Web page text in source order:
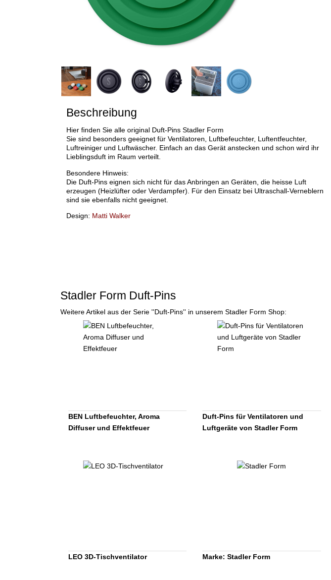
Beschreibung
Hier finden Sie alle original Duft-Pins Stadler Form
Sie sind besonders geeignet für Ventilatoren, Luftbefeuchter, Luftentfeuchter,
Luftreiniger und Luftwäscher. Einfach an das Gerät anstecken und schon wird ihr
Lieblingsduft im Raum verteilt.
Besondere Hinweis:
Die Duft-Pins eignen sich nicht für das Anbringen an Geräten, die heisse Luft
erzeugen (Heizlüfter oder Verdampfer). Für den Einsatz bei Ultraschall-Verneblern
sind sie ebenfalls nicht geeignet.
Design: Matti Walker
Stadler Form Duft-Pins
Weitere Artikel aus der Serie ''Duft-Pins'' in unserem Stadler Form Shop:
BEN Luftbefeuchter, Aroma
Diffuser und Effektfeuer
Duft-Pins für Ventilatoren und
Luftgeräte von Stadler Form
LEO 3D-Tischventilator Marke: Stadler Form